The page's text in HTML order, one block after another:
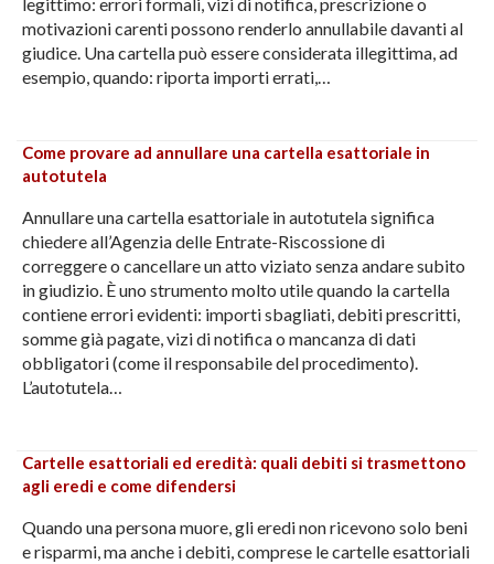
motivazioni carenti possono renderlo annullabile davanti al
giudice. Una cartella può essere considerata illegittima, ad
esempio, quando: riporta importi errati,…
Come provare ad annullare una cartella esattoriale in
autotutela
Annullare una cartella esattoriale in autotutela significa
chiedere all’Agenzia delle Entrate-Riscossione di
correggere o cancellare un atto viziato senza andare subito
in giudizio. È uno strumento molto utile quando la cartella
contiene errori evidenti: importi sbagliati, debiti prescritti,
somme già pagate, vizi di notifica o mancanza di dati
obbligatori (come il responsabile del procedimento).
L’autotutela…
Cartelle esattoriali ed eredità: quali debiti si trasmettono
agli eredi e come difendersi
Quando una persona muore, gli eredi non ricevono solo beni
e risparmi, ma anche i debiti, comprese le cartelle esattoriali